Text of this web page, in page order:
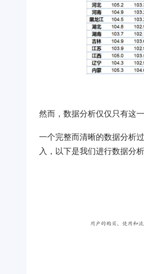
然而，数据分析仅仅只有这
一个完整而清晰的数据分析
入，以下是我们进行数据分